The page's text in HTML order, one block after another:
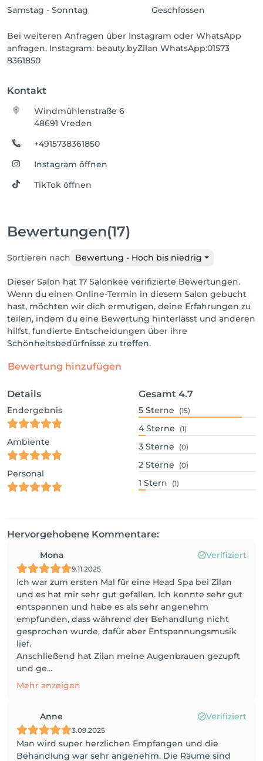
Samstag - Sonntag
Geschlossen
Bei weiteren Anfragen über Instagram oder WhatsApp
anfragen. Instagram: beauty.byZilan WhatsApp:01573
8361850
Kontakt
Windmühlenstraße 6
48691 Vreden
+4915738361850
Instagram öffnen
TikTok öffnen
Bewertungen(17)
Sortieren nach Bewertung - Hoch bis niedrig
Dieser Salon hat 17 Salonkee verifizierte Bewertungen.
Wenn du einen Online-Termin in diesem Salon gebucht
hast, möchten wir dich ermutigen, deine Erfahrungen zu
teilen, indem du eine Bewertung hinterlässt und anderen
hilfst, fundierte Entscheidungen über ihre
Schönheitsbedürfnisse zu treffen.
Bewertung hinzufügen
Details
Endergebnis
Ambiente
Personal
Gesamt 4.7
5 Sterne (15)
4 Sterne (1)
3 Sterne (0)
2 Sterne (0)
1 Stern (1)
Hervorgehobene Kommentare:
Mona Verifiziert
9.11.2025
Ich war zum ersten Mal für eine Head Spa bei Zilan
und es hat mir sehr gut gefallen. Ich konnte sehr gut
entspannen und habe es als sehr angenehm
empfunden, dass während der Behandlung nicht
gesprochen wurde, dafür aber Entspannungsmusik
lief.
Anschließend hat Zilan meine Augenbrauen gezupft
und ge...
Mehr anzeigen
Anne Verifiziert
3.09.2025
Man wird super herzlichen Empfangen und die
Behandlung war sehr angenehm. Die Räume sind